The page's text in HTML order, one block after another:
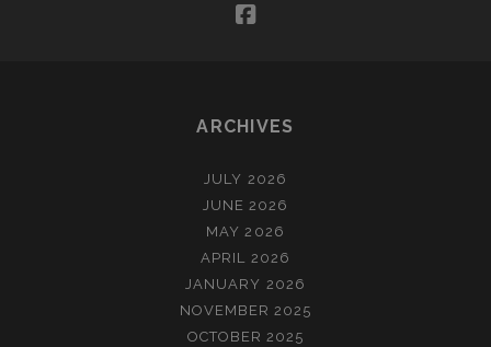
facebook
ARCHIVES
JULY 2026
JUNE 2026
MAY 2026
APRIL 2026
JANUARY 2026
NOVEMBER 2025
OCTOBER 2025